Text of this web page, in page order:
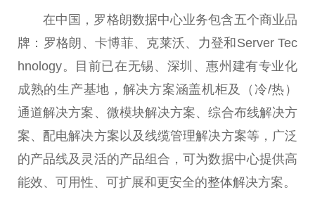
在中国 ，罗格朗数据中心业务包含五个商业品
牌：罗格朗、卡博菲、克莱沃、力登和Server Tec
hnology。目前已在无锡、深圳、惠州建有专业化
成熟的生产基地，解决方案涵盖机柜及（冷/热）
通道解决方案、 微模块解决方案、综合布线解决方
案、配电解决方案以及线缆管理解决方案等，广泛
的产品线及灵活的产品组合，可为数据中心提供高
能效、可用性、可扩展和更安全的整体解决方案。